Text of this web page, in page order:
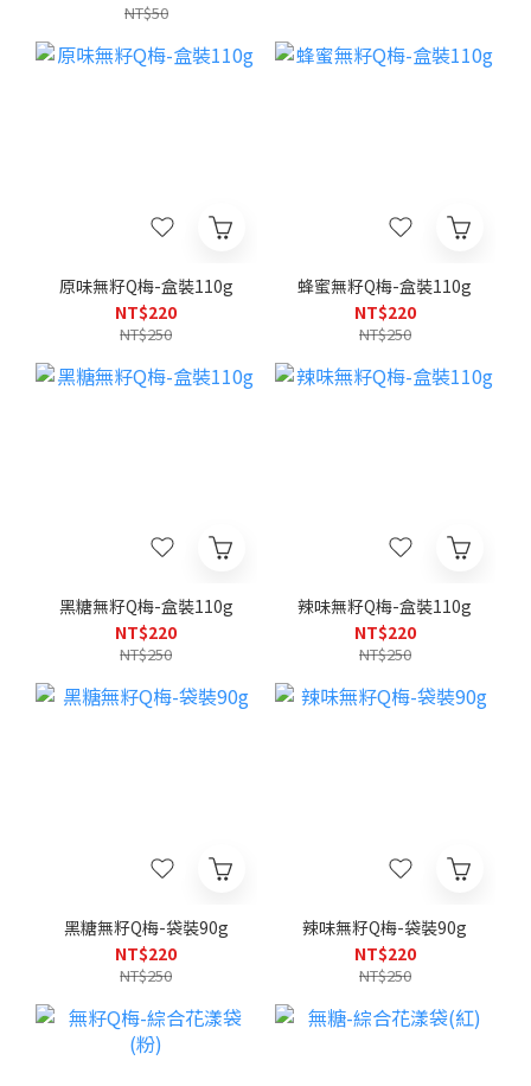
NT$50
原味無籽Q梅-盒裝110g
NT$220
NT$250
蜂蜜無籽Q梅-盒裝110g
NT$220
NT$250
黑糖無籽Q梅-盒裝110g
NT$220
NT$250
辣味無籽Q梅-盒裝110g
NT$220
NT$250
黑糖無籽Q梅-袋裝90g
NT$220
NT$250
辣味無籽Q梅-袋裝90g
NT$220
NT$250